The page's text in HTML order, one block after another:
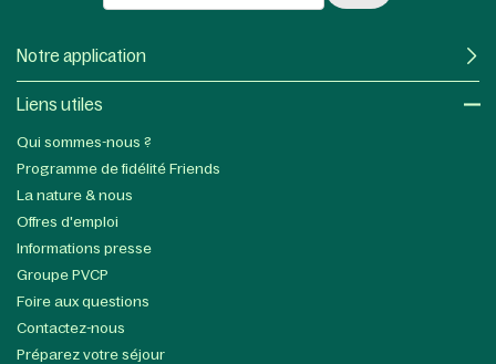
Notre application
Liens utiles​
Qui sommes-nous ?
Programme de fidélité Friends
La nature & nous
Offres d'emploi
Informations presse
Groupe PVCP
Foire aux questions
Contactez-nous
Préparez votre séjour